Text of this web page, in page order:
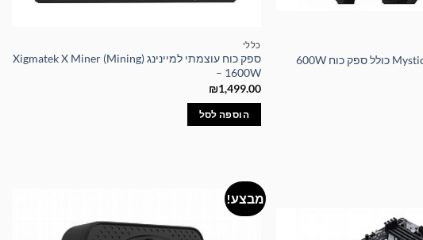
כללי
ספק כוח עוצמתי למיינינג Xigmatek X Miner (Mining)
– 1600W
₪1,499.00
הוספה לסל
מבצע!